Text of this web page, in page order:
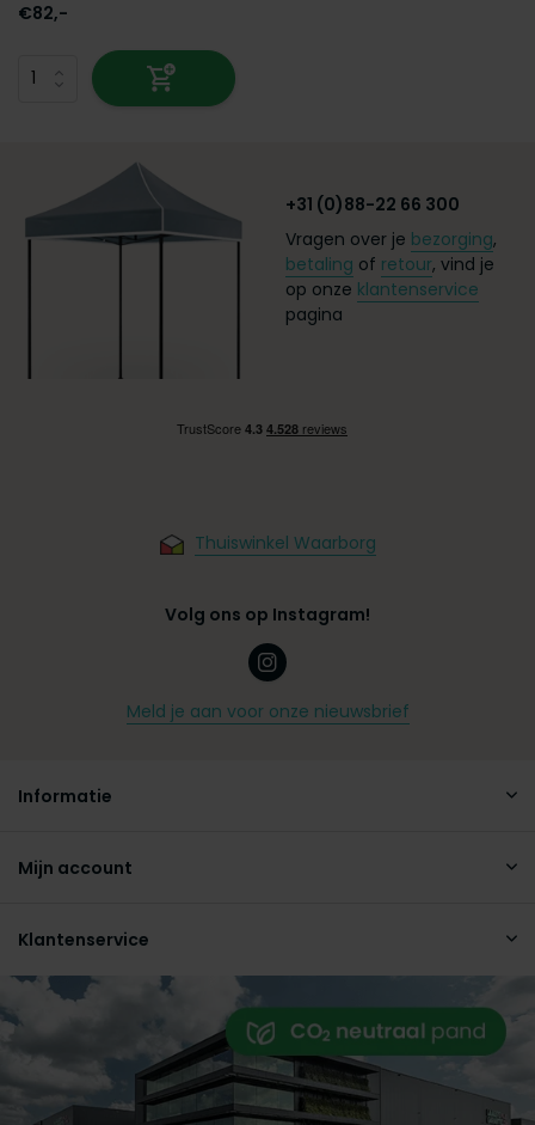
€82,-
+31 (0)88-22 66 300
Vragen over je bezorging,
betaling of retour, vind je
op onze klantenservice
pagina
Thuiswinkel Waarborg
Volg ons op Instagram!
Meld je aan voor onze nieuwsbrief
Informatie
Mijn account
Klantenservice